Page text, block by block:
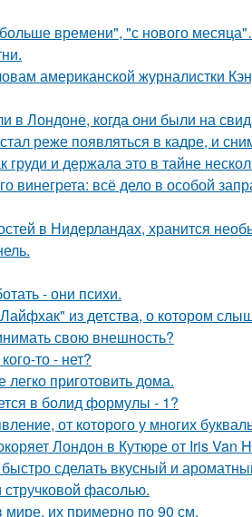
времени", "с нового
американской журналистки
в Лондоне, когда они были на
реже появляться в кадре, и
и держала это в тайне
винегрета: всё дело в особой
в Нидерландах, хранится
- они психи.
из детства, о котором
свою внешность?
то - нет?
приготовить дома.
в болид формулы - 1?
от которого у многих
Лондон в Кутюре от Iris Van
сделать вкусный и
стручковой фасолью.
мире, их примерно по 90 см.